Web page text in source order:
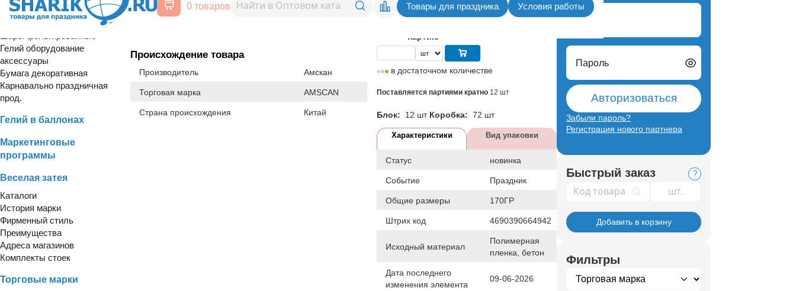
0 товаров Товары для праздника Условия работы
Расширенный поиск
Шары латексные
Гелий оборудование
аксессуары
Бумага декоративная
Карнавально праздничная
прод.
Гелий в баллонах
Маркетинговые
программы
Веселая затея
Каталоги
История марки
Фирменный стиль
Преимущества
Адреса магазинов
Комплекты стоек
Торговые марки
Происхождение товара
Производитель Амскан
Торговая марка AMSCAN
Страна происхождения Китай
45,00
руб. за шт
партию
в достаточном количестве
Поставляется партиями кратно 12 шт
Блок: 12 шт Коробка: 72 шт
Характеристики Вид упаковки
Статус новинка
Событие Праздник
Общие размеры 170ГР
Штрих код 4690390664942
Исходный материал
Полимерная
пленка, бетон
Дата последнего
изменения элемента
09-06-2026
Логин
Пароль
Авторизоваться
Забыли пароль?
Регистрация нового партнера
Быстрый заказ ?
Код товара
Добавить в корзину
Фильтры